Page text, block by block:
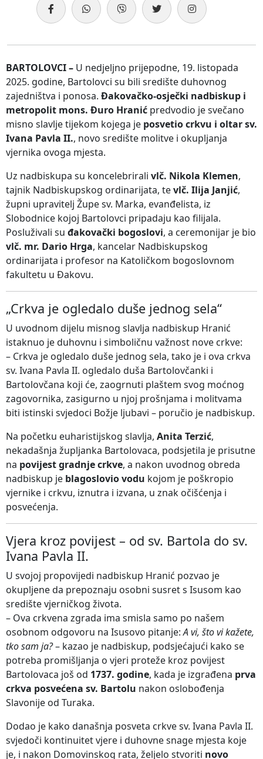
BARTOLOVCI – U nedjeljno prijepodne, 19. listopada
2025. godine, Bartolovci su bili središte duhovnog
zajedništva i ponosa. Đakovačko-osječki nadbiskup i
metropolit mons. Đuro Hranić predvodio je svečano
misno slavlje tijekom kojega je posvetio crkvu i oltar sv.
Ivana Pavla II., novo središte molitve i okupljanja
vjernika ovoga mjesta.
Uz nadbiskupa su koncelebrirali vlč. Nikola Klemen,
tajnik Nadbiskupskog ordinarijata, tevlč. Ilija Janjić,
župni upravitelj Župe sv. Marka, evanđelista, iz
Slobodnice kojoj Bartolovci pripadaju kao filijala.
Posluživali su đakovački bogoslovi, a ceremonijar je bio
vlč. mr. Dario Hrga, kancelar Nadbiskupskog
ordinarijata i profesor na Katoličkom bogoslovnom
fakultetu u Đakovu.
„Crkva je ogledalo duše jednog sela“
U uvodnom dijelu misnog slavlja nadbiskup Hranić
istaknuo je duhovnu i simboličnu važnost nove crkve:
– Crkva je ogledalo duše jednog sela, tako je i ova crkva
sv. Ivana Pavla II. ogledalo duša Bartolovčanki i
Bartolovčana koji će, zaogrnuti plaštem svog moćnog
zagovornika, zasigurno u njoj prošnjama i molitvama
biti istinski svjedoci Božje ljubavi – poručio je nadbiskup.
Na početku euharistijskog slavlja, Anita Terzić,
nekadašnja župljanka Bartolovaca, podsjetila je prisutne
na povijest gradnje crkve, a nakon uvodnog obreda
nadbiskup je blagoslovio vodu kojom je poškropio
vjernike i crkvu, iznutra i izvana, u znak očišćenja i
posvećenja.
Vjera kroz povijest – od sv. Bartola do sv.
Ivana Pavla II.
U svojoj propovijedi nadbiskup Hranić pozvao je
okupljene da prepoznaju osobni susret s Isusom kao
središte vjerničkog života.
– Ova crkvena zgrada ima smisla samo po našem
osobnom odgovoru na Isusovo pitanje:A vi, što vi kažete,
tko sam ja?– kazao je nadbiskup, podsjećajući kako se
potreba promišljanja o vjeri proteže kroz povijest
Bartolovaca još od 1737. godine, kada je izgrađena prva
crkva posvećena sv. Bartolu nakon oslobođenja
Slavonije od Turaka.
Dodao je kako današnja posveta crkve sv. Ivana Pavla II.
svjedoči kontinuitet vjere i duhovne snage mjesta koje
je, i nakon Domovinskog rata, željelo stvoriti novo